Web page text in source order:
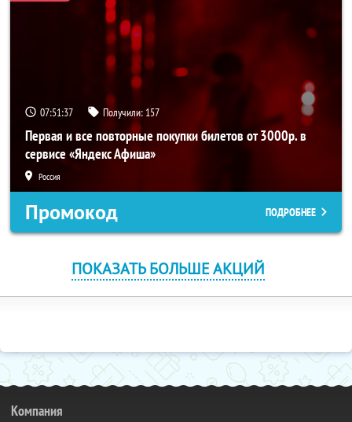
07:51:36 Получили: 157
Первая и все повторные покупки билетов от 3000р. в
сервисе «Яндекс Афиша»
Россия
Промокод ПОДРОБНЕЕ
ПОКАЗАТЬ БОЛЬШЕ АКЦИЙ
Компания